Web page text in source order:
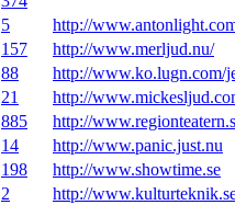
5 http://
157 http://www.merljud.nu/
88 http://www.ko.lugn.com/
21 http://
885 http://
14 http://www.panic.just.nu
198 http://www.showtime.se
2 http://